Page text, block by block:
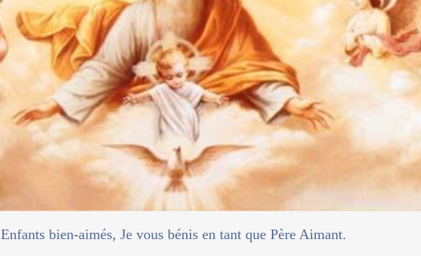
Enfants bien-aimés, Je vous bénis en tant que Père Aimant.